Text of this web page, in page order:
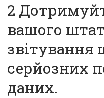
2
вашого
звітування
серйозних
даних.